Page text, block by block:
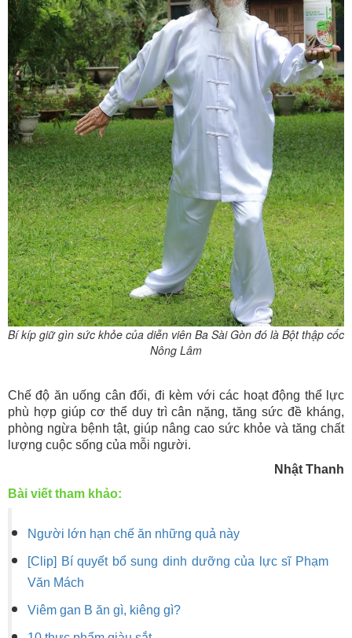
Bí kíp giữ gìn sức khỏe của diễn viên Ba Sài Gòn đó là Bột thập cốc
Nông Lâm
Chế độ ăn uống cân đối, đi kèm với các hoạt động thể lực
phù hợp giúp cơ thể duy trì cân nặng, tăng sức đề kháng,
phòng ngừa bệnh tật, giúp nâng cao sức khỏe và tăng chất
lượng cuộc sống của mỗi người.
Nhật Thanh
Bài viết tham khảo:
Người lớn hạn chế ăn những quả này
[Clip] Bí quyết bổ sung dinh dưỡng của lực sĩ Phạm
Văn Mách
Viêm gan B ăn gì, kiêng gì?